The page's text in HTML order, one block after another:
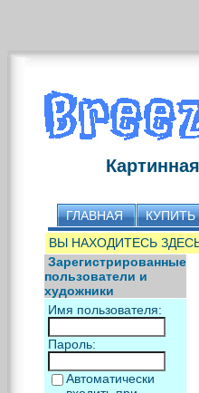
ГЛАВНАЯ КУПИТЬ
ВЫ НАХОДИТЕСЬ
Зарегистрированные
пользователи и
художники
Имя пользователя:
Пароль:
Автоматически